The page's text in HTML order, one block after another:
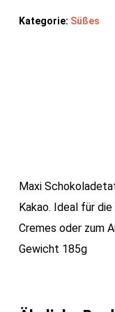
Kategorie: Süßes
Maxi
Kakao. Ideal für
Cremes oder zum
Gewicht 185g